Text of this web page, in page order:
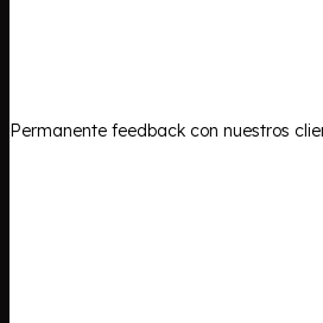
Permanente feedback con nuestros